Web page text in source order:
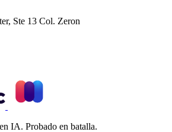
Ste 13 Col. Zeron
IA. Probado en batalla.